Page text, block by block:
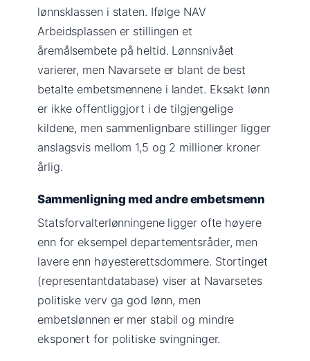
lønnsklassen i staten. Ifølge NAV
Arbeidsplassen er stillingen et
åremålsembete på heltid. Lønnsnivået
varierer, men Navarsete er blant de best
betalte embetsmennene i landet. Eksakt lønn
er ikke offentliggjort i de tilgjengelige
kildene, men sammenlignbare stillinger ligger
anslagsvis mellom 1,5 og 2 millioner kroner
årlig.
Sammenligning med andre embetsmenn
Statsforvalterlønningene ligger ofte høyere
enn for eksempel departementsråder, men
lavere enn høyesterettsdommere. Stortinget
(representantdatabase) viser at Navarsetes
politiske verv ga god lønn, men
embetslønnen er mer stabil og mindre
eksponert for politiske svingninger.